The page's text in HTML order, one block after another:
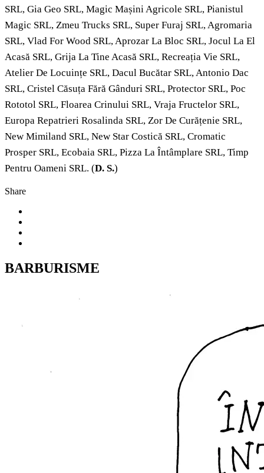
SRL, Gia Geo SRL, Magic Mașini Agricole SRL, Pianistul
Magic SRL, Zmeu Trucks SRL, Super Furaj SRL, Agromaria
SRL, Vlad For Wood SRL, Aprozar La Bloc SRL, Jocul La El
Acasă SRL, Grija La Tine Acasă SRL, Recreația Vie SRL,
Atelier De Locuințe SRL, Dacul Bucătar SRL, Antonio Dac
SRL, Cristel Căsuța Fără Gânduri SRL, Protector SRL, Poc
Rototol SRL, Floarea Crinului SRL, Vraja Fructelor SRL,
Europa Repatrieri Rosalinda SRL, Zor De Curățenie SRL,
New Mimiland SRL, New Star Costică SRL, Cromatic
Prosper SRL, Ecobaia SRL, Pizza La Întâmplare SRL, Timp
Pentru Oameni SRL. (D. S.)
Share
BARBURISME